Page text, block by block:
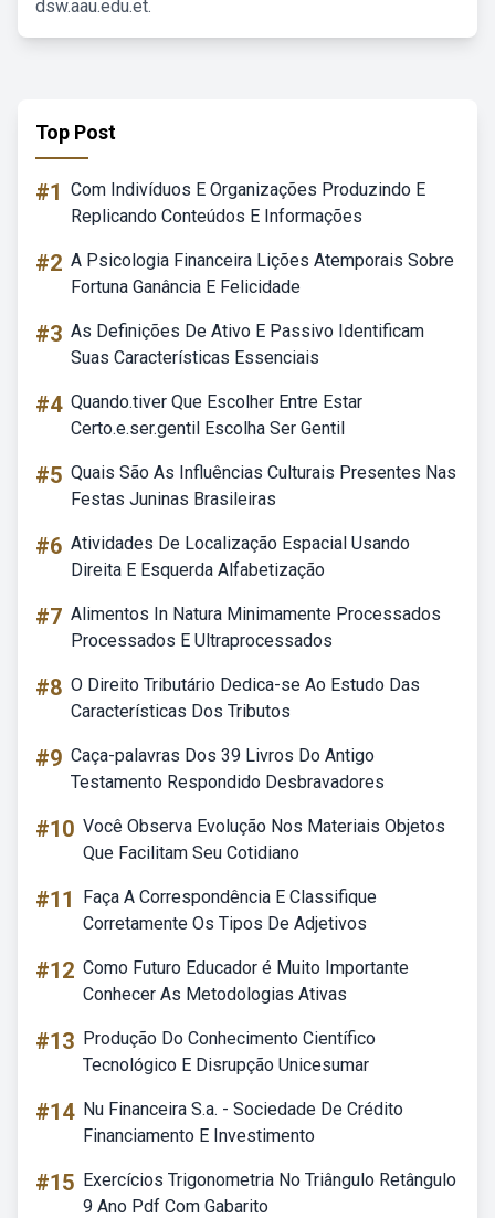
dsw.aau.edu.et.
Top Post
#1 Com Indivíduos E Organizações Produzindo E
Replicando Conteúdos E Informações
#2 A Psicologia Financeira Lições Atemporais Sobre
Fortuna Ganância E Felicidade
#3 As Definições De Ativo E Passivo Identificam
Suas Características Essenciais
#4 Quando.tiver Que Escolher Entre Estar
Certo.e.ser.gentil Escolha Ser Gentil
#5 Quais São As Influências Culturais Presentes Nas
Festas Juninas Brasileiras
#6 Atividades De Localização Espacial Usando
Direita E Esquerda Alfabetização
#7 Alimentos In Natura Minimamente Processados
Processados E Ultraprocessados
#8 O Direito Tributário Dedica-se Ao Estudo Das
Características Dos Tributos
#9 Caça-palavras Dos 39 Livros Do Antigo
Testamento Respondido Desbravadores
#10 Você Observa Evolução Nos Materiais Objetos
Que Facilitam Seu Cotidiano
#11
Faça A Correspondência E Classifique
Corretamente Os Tipos De Adjetivos
#12 Como Futuro Educador é Muito Importante
Conhecer As Metodologias Ativas
#13 Produção Do Conhecimento Científico
Tecnológico E Disrupção Unicesumar
#14 Nu Financeira S.a. - Sociedade De Crédito
Financiamento E Investimento
#15 Exercícios Trigonometria No Triângulo Retângulo
9 Ano Pdf Com Gabarito